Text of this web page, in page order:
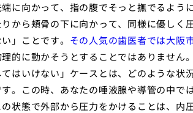
に向かって、指の腹でそっと撫でるよう
から頬骨の下に向かって、同様に優しく
」ことです。 その人気の歯医者では大阪
的に動かそうとすることではありません
はいけない」ケースとは、どのような状
。この時、あなたの唾液腺や導管の中で
状態で外部から圧力をかけることは、内